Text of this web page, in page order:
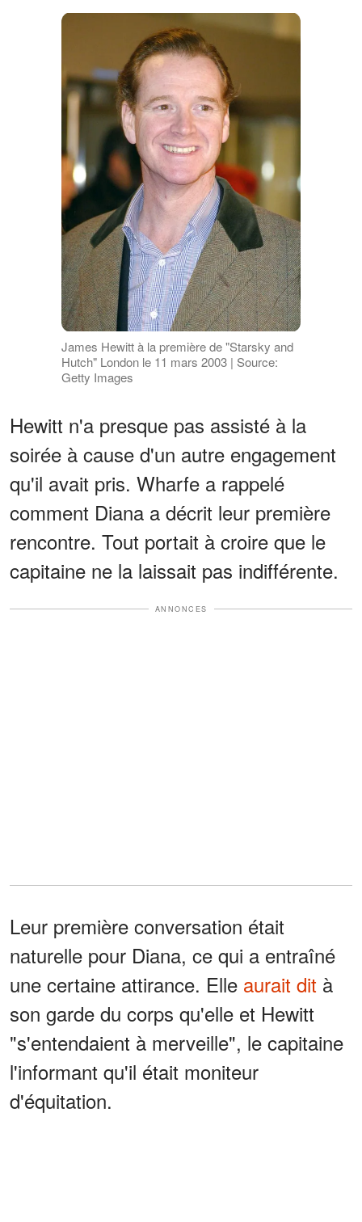
James Hewitt à la première de "Starsky and
Hutch" London le 11 mars 2003 | Source:
Getty Images
Hewitt n'a presque pas assisté à la
soirée à cause d'un autre engagement
qu'il avait pris. Wharfe a rappelé
comment Diana a décrit leur première
rencontre. Tout portait à croire que le
capitaine ne la laissait pas indifférente.
ANNONCES
Leur première conversation était
naturelle pour Diana, ce qui a entraîné
une certaine attirance. Elle aurait dit à
son garde du corps qu'elle et Hewitt
"s'entendaient à merveille", le capitaine
l'informant qu'il était moniteur
d'équitation.